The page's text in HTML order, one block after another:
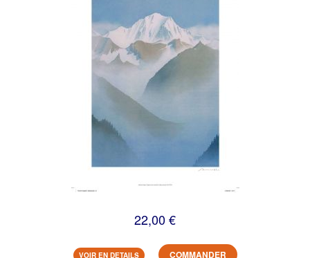
22,00 €
VOIR EN DETAILS COMMANDER